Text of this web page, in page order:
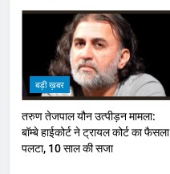
बड़ी ख़बर
तरुण तेजपाल यौन उत्पीड़न मामला:
बॉम्बे हाईकोर्ट ने ट्रायल कोर्ट का फैसला
पलटा, 10 साल की सजा